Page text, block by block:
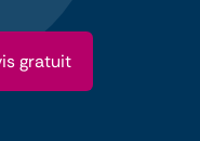
gratuit